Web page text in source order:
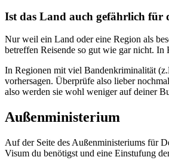
Ist das Land auch gefährlich für
Nur weil ein Land oder eine Region als
betreffen Reisende so gut wie gar nicht.
In Regionen mit viel Bandenkriminalität
vorhersagen. Überprüfe also lieber
also werden sie wohl weniger auf deiner
Außenministerium
Auf der Seite des Außenministeriums für
Visum du benötigst und eine Einstufung